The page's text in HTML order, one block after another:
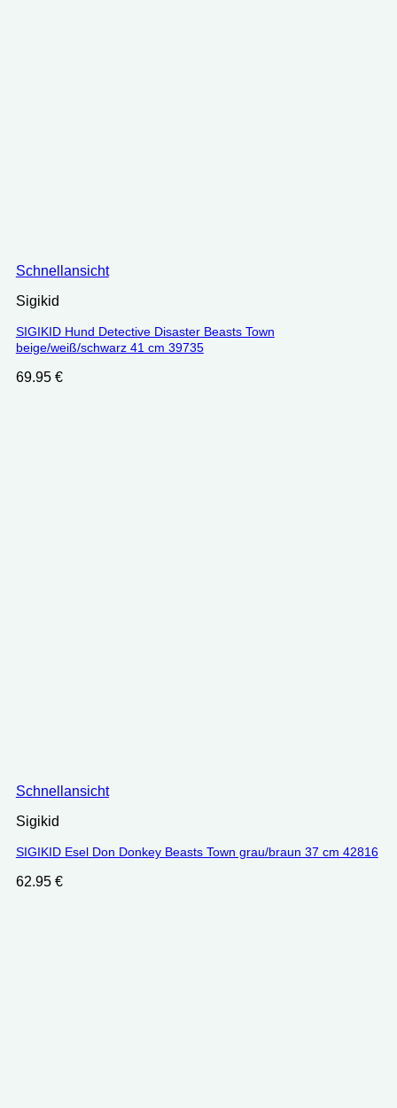
Schnellansicht
Sigikid
SIGIKID Hund Detective Disaster Beasts Town
beige/weiß/schwarz 41 cm 39735
69.95 €
Schnellansicht
Sigikid
SIGIKID Esel Don Donkey Beasts Town grau/braun 37 cm 42816
62.95 €